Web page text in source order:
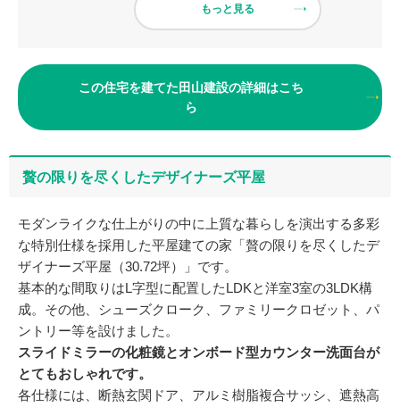
もっと見る
この住宅を建てた田山建設の詳細はこち
ら
贅の限りを尽くしたデザイナーズ平屋
モダンライクな仕上がりの中に上質な暮らしを演出する多彩
な特別仕様を採用した平屋建ての家「贅の限りを尽くしたデ
ザイナーズ平屋（30.72坪）」です。
基本的な間取りはL字型に配置したLDKと洋室3室の3LDK構
成。その他、シューズクローク、ファミリークロゼット、パ
ントリー等を設けました。
スライドミラーの化粧鏡とオンボード型カウンター洗面台が
とてもおしゃれです。
各仕様には、断熱玄関ドア、アルミ樹脂複合サッシ、遮熱高